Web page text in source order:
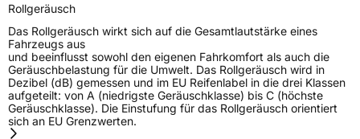
Rollgeräusch
Das Rollgeräusch wirkt sich auf die Gesamtlautstärke eines
Fahrzeugs aus
und beeinflusst sowohl den eigenen Fahrkomfort als auch die
Geräuschbelastung für die Umwelt. Das Rollgeräusch wird in
Dezibel (dB) gemessen und im EU Reifenlabel in die drei Klassen
aufgeteilt: von A (niedrigste Geräuschklasse) bis C (höchste
Geräuschklasse). Die Einstufung für das Rollgeräusch orientiert
sich an EU Grenzwerten.